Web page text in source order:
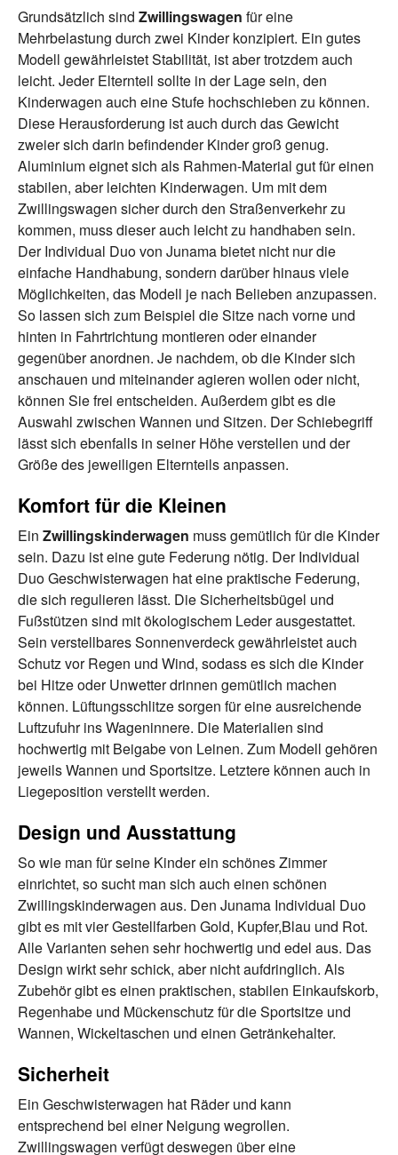
Grundsätzlich sind Zwillingswagen für eine
Mehrbelastung durch zwei Kinder konzipiert. Ein gutes
Modell gewährleistet Stabilität, ist aber trotzdem auch
leicht. Jeder Elternteil sollte in der Lage sein, den
Kinderwagen auch eine Stufe hochschieben zu können.
Diese Herausforderung ist auch durch das Gewicht
zweier sich darin befindender Kinder groß genug.
Aluminium eignet sich als Rahmen-Material gut für einen
stabilen, aber leichten Kinderwagen. Um mit dem
Zwillingswagen sicher durch den Straßenverkehr zu
kommen, muss dieser auch leicht zu handhaben sein.
Der Individual Duo von Junama bietet nicht nur die
einfache Handhabung, sondern darüber hinaus viele
Möglichkeiten, das Modell je nach Belieben anzupassen.
So lassen sich zum Beispiel die Sitze nach vorne und
hinten in Fahrtrichtung montieren oder einander
gegenüber anordnen. Je nachdem, ob die Kinder sich
anschauen und miteinander agieren wollen oder nicht,
können Sie frei entscheiden. Außerdem gibt es die
Auswahl zwischen Wannen und Sitzen. Der Schiebegriff
lässt sich ebenfalls in seiner Höhe verstellen und der
Größe des jeweiligen Elternteils anpassen.
Komfort für die Kleinen
Ein Zwillingskinderwagen muss gemütlich für die Kinder
sein. Dazu ist eine gute Federung nötig. Der Individual
Duo Geschwisterwagen hat eine praktische Federung,
die sich regulieren lässt. Die Sicherheitsbügel und
Fußstützen sind mit ökologischem Leder ausgestattet.
Sein verstellbares Sonnenverdeck gewährleistet auch
Schutz vor Regen und Wind, sodass es sich die Kinder
bei Hitze oder Unwetter drinnen gemütlich machen
können. Lüftungsschlitze sorgen für eine ausreichende
Luftzufuhr ins Wageninnere. Die Materialien sind
hochwertig mit Beigabe von Leinen. Zum Modell gehören
jeweils Wannen und Sportsitze. Letztere können auch in
Liegeposition verstellt werden.
Design und Ausstattung
So wie man für seine Kinder ein schönes Zimmer
einrichtet, so sucht man sich auch einen schönen
Zwillingskinderwagen aus. Den Junama Individual Duo
gibt es mit vier Gestellfarben Gold, Kupfer,Blau und Rot.
Alle Varianten sehen sehr hochwertig und edel aus. Das
Design wirkt sehr schick, aber nicht aufdringlich. Als
Zubehör gibt es einen praktischen, stabilen Einkaufskorb,
Regenhabe und Mückenschutz für die Sportsitze und
Wannen, Wickeltaschen und einen Getränkehalter.
Sicherheit
Ein Geschwisterwagen hat Räder und kann
entsprechend bei einer Neigung wegrollen.
Zwillingswagen verfügt deswegen über eine